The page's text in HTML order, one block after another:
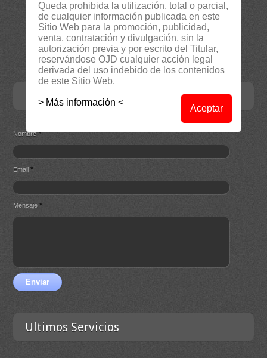
Lista Certificados
RSS
Servicios
Suscripción Newsletter
Contacta
Nombre*
Email*
Mensaje*
Enviar
Ultimos Servicios
Queda prohibida la utilización, total o parcial,
de cualquier información publicada en este
Sitio Web para la promoción, publicidad,
venta, contratación y divulgación, sin la
autorización previa y por escrito del Titular,
reservándose OJD cualquier acción legal
derivada del uso indebido de los contenidos
de este Sitio Web.
> Más información <
Aceptar